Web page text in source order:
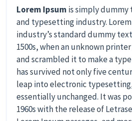
Lorem Ipsum is simply
and typesetting industry.
industry’s standard dummy
1500s, when an unknown
and scrambled it to make a
has survived not only five
leap into electronic
essentially unchanged. It was
1960s with the release of